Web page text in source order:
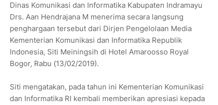
Dinas Komunikasi dan Informatika Kabupaten Indramayu
Drs. Aan Hendrajana M menerima secara langsung
penghargaan tersebut dari Dirjen Pengelolaan Media
Kementerian Komunikasi dan Informatika Republik
Indonesia, Siti Meiningsih di Hotel Amaroosso Royal
Bogor, Rabu (13/02/2019).
Siti mengatakan, pada tahun ini Kementerian Komunikasi
dan Informatika RI kembali memberikan apresiasi kepada